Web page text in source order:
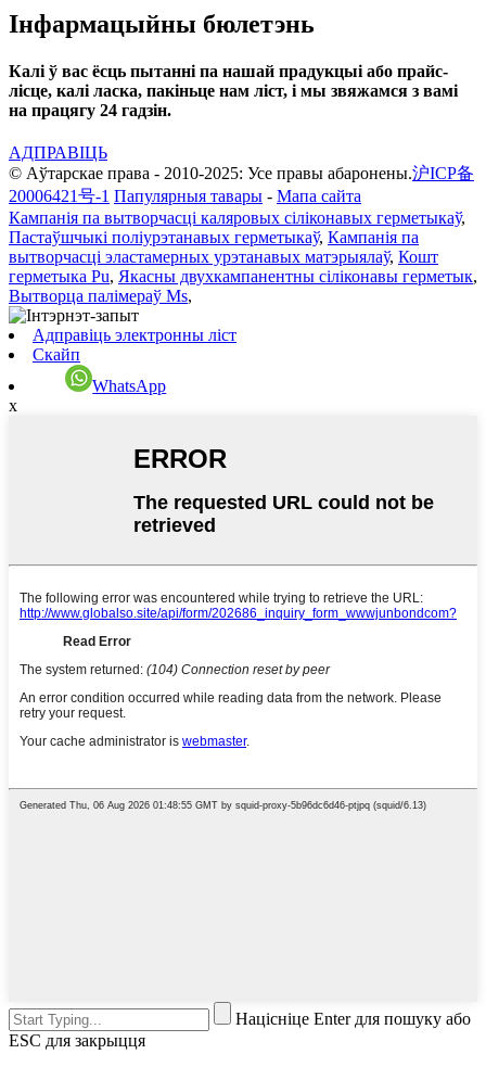
Інфармацыйны бюлетэнь
Калі ў вас ёсць пытанні па нашай прадукцыі або прайс-
лісце, калі ласка, пакіньце нам ліст, і мы звяжамся з вамі
на працягу 24 гадзін.
АДПРАВІЦЬ
© Аўтарскае права - 2010-2025: Усе правы абаронены.沪ICP备
20006421号-1 Папулярныя тавары - Мапа сайта
Кампанія па вытворчасці каляровых сіліконавых герметыкаў,
Пастаўшчыкі поліурэтанавых герметыкаў, Кампанія па
вытворчасці эластамерных урэтанавых матэрыялаў, Кошт
герметыка Pu, Якасны двухкампанентны сіліконавы герметык,
Вытворца палімераў Ms,
Адправіць электронны ліст
Скайп
WhatsApp
x
Націсніце Enter для пошуку або
ESC для закрыцця